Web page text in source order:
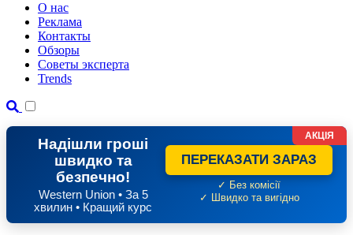
О нас
Реклама
Контакты
Обзоры
Советы эксперта
Trends
Надішли гроші
швидко та
безпечно!
Western Union • За 5
хвилин • Кращий курс
ПЕРЕКАЗАТИ ЗАРАЗ
✓ Без комісії
✓ Швидко та вигідно
АКЦІЯ